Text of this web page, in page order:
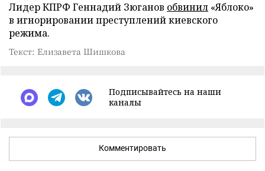
Лидер КПРФ Геннадий Зюганов обвинил «Яблоко»
в игнорировании преступлений киевского
режима.
Текст: Елизавета Шишкова
Подписывайтесь на наши
каналы
Комментировать